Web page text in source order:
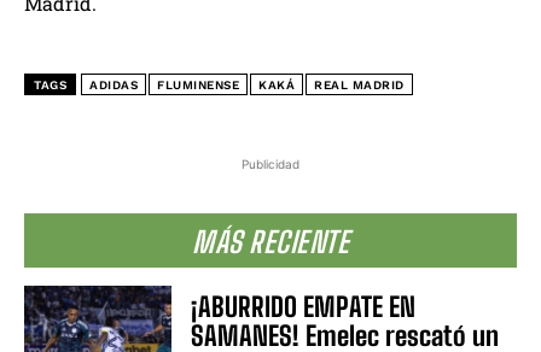
Publicidad
MÁS RECIENTE
¡ABURRIDO EMPATE EN
SAMANES! Emelec rescató un
TAGS ADIDAS FLUMINENSE KAKÁ REAL MADRID